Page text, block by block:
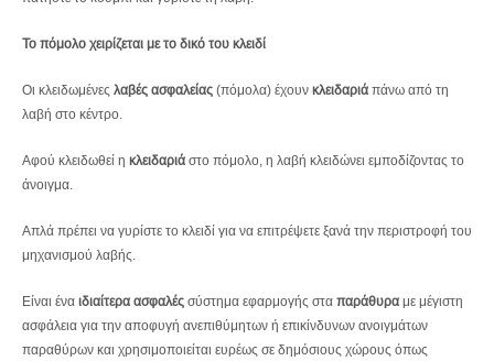
Το πόμολο χειρίζεται με το δικό του κλειδί
Οι κλειδωμένες λαβές ασφαλείας (πόμολα) έχουν κλειδαριά πάνω από τη
λαβή στο κέντρο.
Αφού κλειδωθεί η κλειδαριά στο πόμολο, η λαβή κλειδώνει εμποδίζοντας το
άνοιγμα.
Απλά πρέπει να γυρίστε το κλειδί για να επιτρέψετε ξανά την περιστροφή του
μηχανισμού λαβής.
Είναι ένα ιδιαίτερα ασφαλές σύστημα εφαρμογής στα παράθυρα με μέγιστη
ασφάλεια για την αποφυγή ανεπιθύμητων ή επικίνδυνων ανοιγμάτων
παραθύρων και χρησιμοποιείται ευρέως σε δημόσιους χώρους όπως